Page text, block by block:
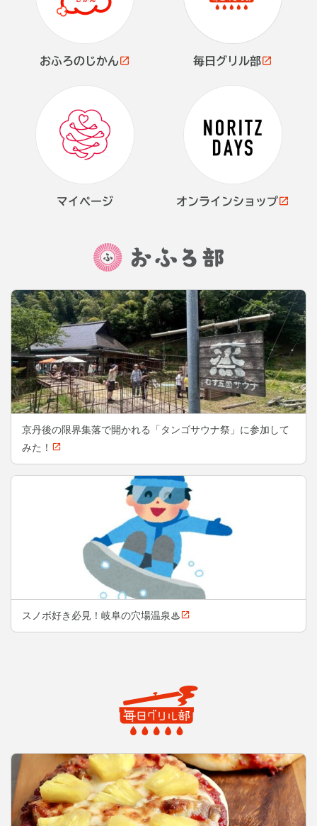
おふろのじかん 毎日グリル部
マイページ オンラインショップ
京丹後の限界集落で開かれる「タンゴサウナ祭」に参加して
みた！
スノボ好き必見！岐阜の穴場温泉♨